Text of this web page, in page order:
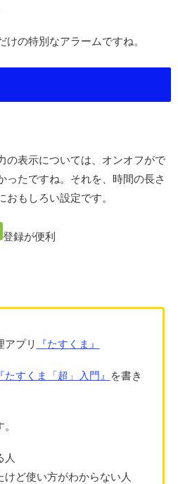
の特別なアラームですね。
の表示については、オンオフがで
ったですね。それを、時間の長さ
もしろい設定です。
登録が便利
アプリ 『たすくま』
『たすくま「超」入門』
を書き
人
けど使い方がわからない人